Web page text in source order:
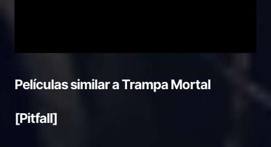
Películas similar aTrampa Mortal
[Pitfall]